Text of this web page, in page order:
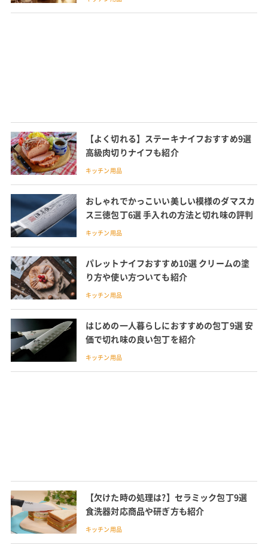
【よく切れる】ステーキナイフおすすめ9選
高級肉切りナイフも紹介
キッチン用品
おしゃれでかっこいい美しい模様のダマスカ
ス三徳包丁6選 手入れの方法と切れ味の評判
キッチン用品
パレットナイフおすすめ10選 クリームの塗
り方や使い方ついても紹介
キッチン用品
はじめの一人暮らしにおすすめの包丁9選 安
価で切れ味の良い包丁を紹介
キッチン用品
【欠けた時の処理は?】セラミック包丁9選
食洗器対応商品や研ぎ方も紹介
キッチン用品